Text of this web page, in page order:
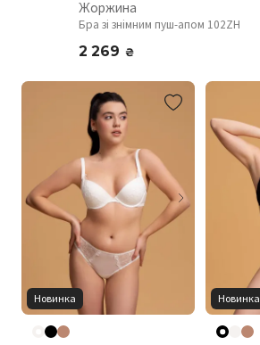
Жоржина
Бра зі знімним пуш-апом 102ZH
2 269 ₴
Новинка Новинка